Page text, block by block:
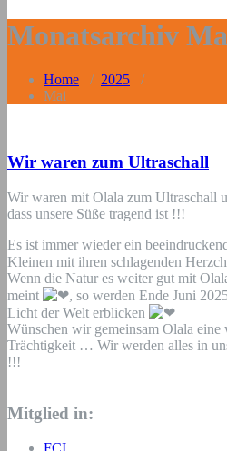
Monatsarchiv
Home / 2025 /
Mai
Wir waren zum Ultraschall
Wir waren mit Olala zum Ultraschall
dass unsere Süße tragend ist !!!
Es ist immer wieder ein
Kleinen mit ihren schlagenden
Wenn die Natur es weiter gut mit
meint
, so werden Ende Juni
Licht der Welt erblicken
Wünschen wir gemeinsam Olala
Trächtigkeit … Wir werden alles in
!!!
Mitglied in: